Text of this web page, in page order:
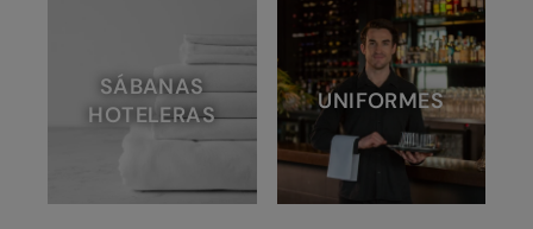
SÁBANAS
HOTELERAS
UNIFORMES